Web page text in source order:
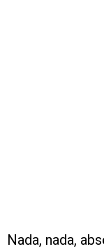
Nada, nada,